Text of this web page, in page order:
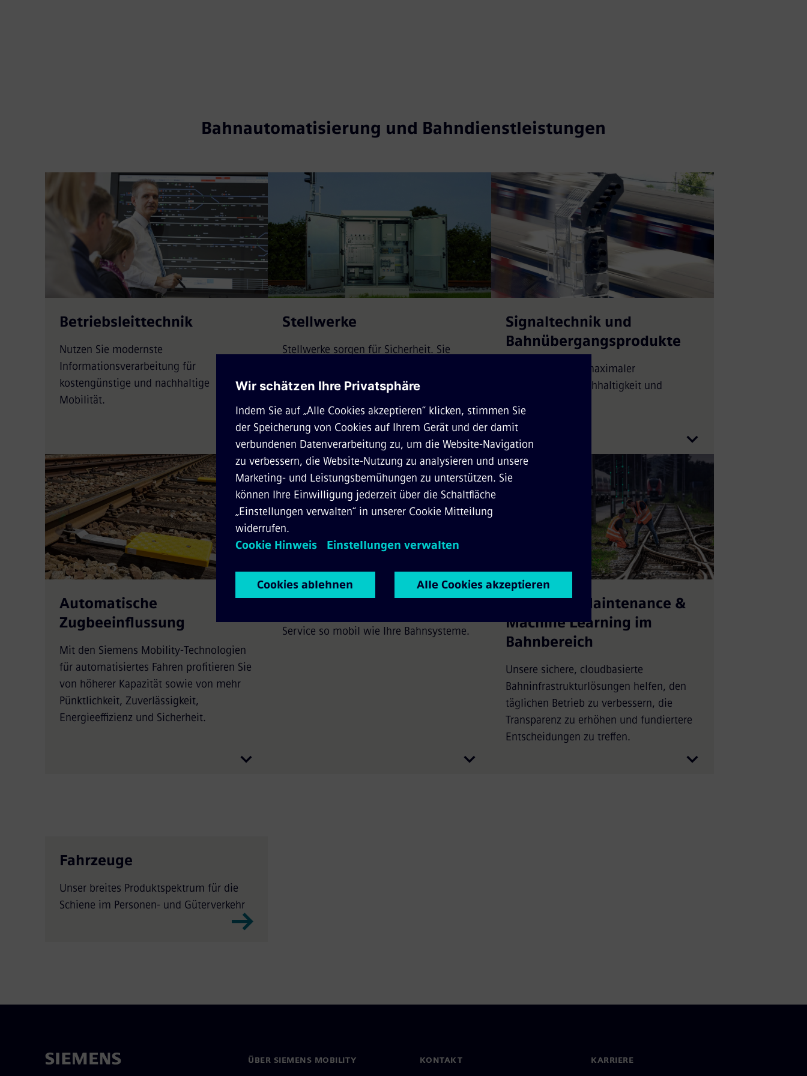
Bahnautomatisierung und Bahndienstleistungen
Betriebsleittechnik
Nutzen Sie modernste
Informationsverarbeitung für
kostengünstige und nachhaltige
Mobilität.
Stellwerke
Stellwerke sorgen für Sicherheit. Sie
legen Routen fest und geben Auskunft
Zuggeschwindigkeiten.
Signaltechnik und
Bahnübergangsprodukte
Der Schlüssel zu maximaler
Verfügbarkeit, Nachhaltigkeit und
Automatische
Zugbeeinflussung
Mit den Siemens Mobility-Technologien
für automatisiertes Fahren profitieren Sie
von höherer Kapazität sowie von mehr
Pünktlichkeit, Zuverlässigkeit,
Energieeffizienz und Sicherheit.
Bahndienstleistungen
Service so mobil wie Ihre Bahnsysteme.
Predictive Maintenance &
Machine Learning im
Bahnbereich
Unsere sichere, cloudbasierte
Bahninfrastrukturlösungen helfen, den
täglichen Betrieb zu verbessern, die
Transparenz zu erhöhen und fundiertere
Entscheidungen zu treffen.
Fahrzeuge
Unser breites Produktspektrum für die
Schiene im Personen- und Güterverkehr
ÜBER SIEMENS MOBILITY KONTAKT KARRIERE